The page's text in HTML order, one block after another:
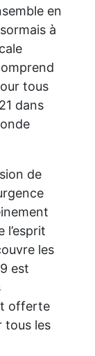
en
à
tous
dans
de
les
est
offerte
tous les